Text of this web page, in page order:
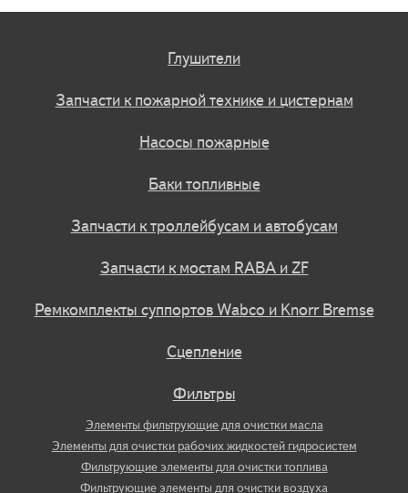
Глушители
Запчасти к пожарной технике и цистернам
Насосы пожарные
Баки топливные
Запчасти к троллейбусам и автобусам
Запчасти к мостам RABA и ZF
Ремкомплекты суппортов Wabco и Knorr Bremse
Сцепление
Фильтры
Элементы фильтрующие для очистки масла
Элементы для очистки рабочих жидкостей гидросистем
Фильтрующие элементы для очистки топлива
Фильтрующие элементы для очистки воздуха